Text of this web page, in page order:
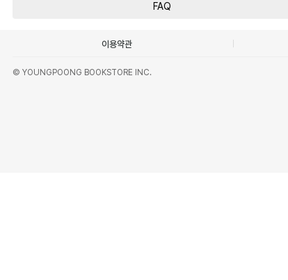
FAQ
이용약관
© YOUNGPOONG BOOKSTORE INC.